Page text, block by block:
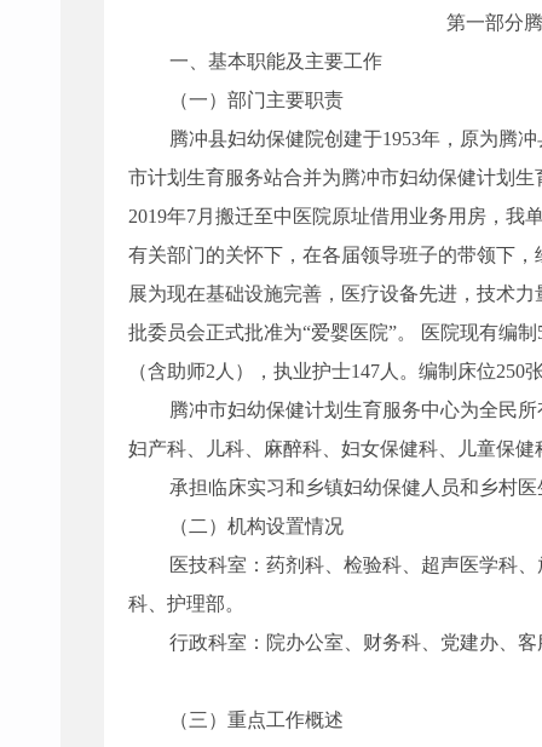
第一部分
一、基本职能及主要工作
（一）部门主要职责
腾冲县妇幼保健院创建于1953年，原为腾
市计划生育服务站合并为腾冲市妇幼保健计划生
2019年7月搬迁至中医院原址借用业务用房，我
有关部门的关怀下，在各届领导班子的带领下
展为现在基础设施完善，医疗设备先进，技术
批委员会正式批准为“爱婴医院”。 医院现有编制
（含助师2人 ） ，执业护士147 人。编制床位250
腾冲市妇幼保健计划生育服务中心为全民
妇产科、儿科、麻醉科、妇女保健科、儿童保
承担临床实习和乡镇妇幼保健人员和乡村
（二）机构设置情况
医技科室：药剂科、检验科、超声医学科
科、护理部。
行政科室：院办公室、财务科、党建办、
（三）重点工作概述